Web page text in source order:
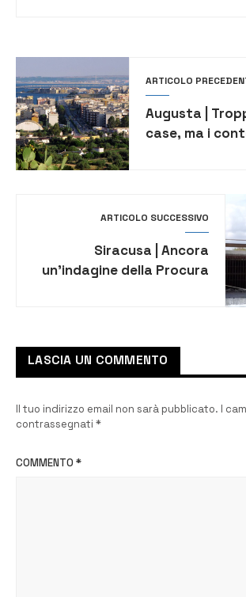
ARTICOLO
Augusta |
case, ma i
ARTICOLO SUCCESSIVO
Siracusa | Ancora
un’indagine della Procura
LASCIA UN COMMENTO
Il tuo indirizzo email non sarà pubblicato. I
contrassegnati *
COMMENTO *